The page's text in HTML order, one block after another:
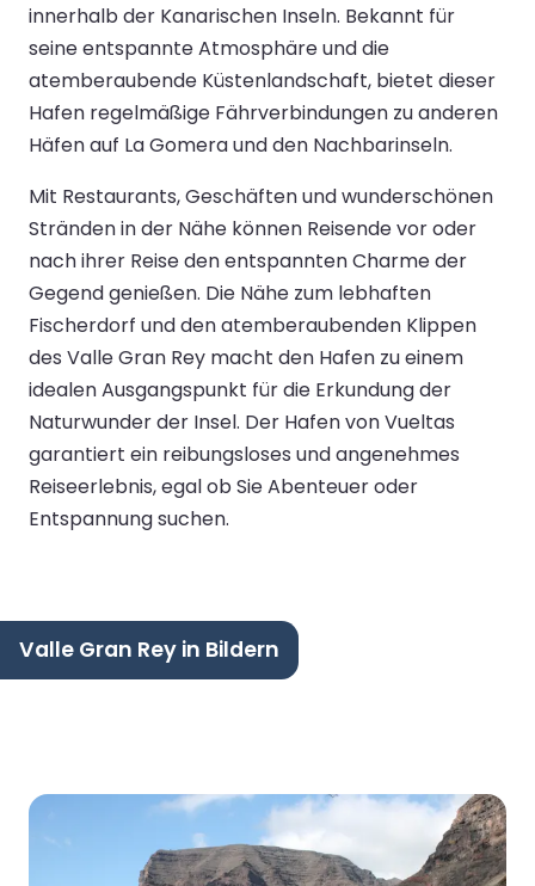
innerhalb der Kanarischen Inseln. Bekannt für
seine entspannte Atmosphäre und die
atemberaubende Küstenlandschaft, bietet dieser
Hafen regelmäßige Fährverbindungen zu anderen
Häfen auf La Gomera und den Nachbarinseln.
Mit Restaurants, Geschäften und wunderschönen
Stränden in der Nähe können Reisende vor oder
nach ihrer Reise den entspannten Charme der
Gegend genießen. Die Nähe zum lebhaften
Fischerdorf und den atemberaubenden Klippen
des Valle Gran Rey macht den Hafen zu einem
idealen Ausgangspunkt für die Erkundung der
Naturwunder der Insel. Der Hafen von Vueltas
garantiert ein reibungsloses und angenehmes
Reiseerlebnis, egal ob Sie Abenteuer oder
Entspannung suchen.
Valle Gran Rey in Bildern